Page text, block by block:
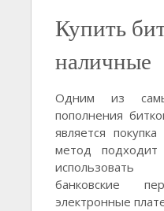
Купить
наличные
Одним из
пополнения
является
метод
банковские
электронные